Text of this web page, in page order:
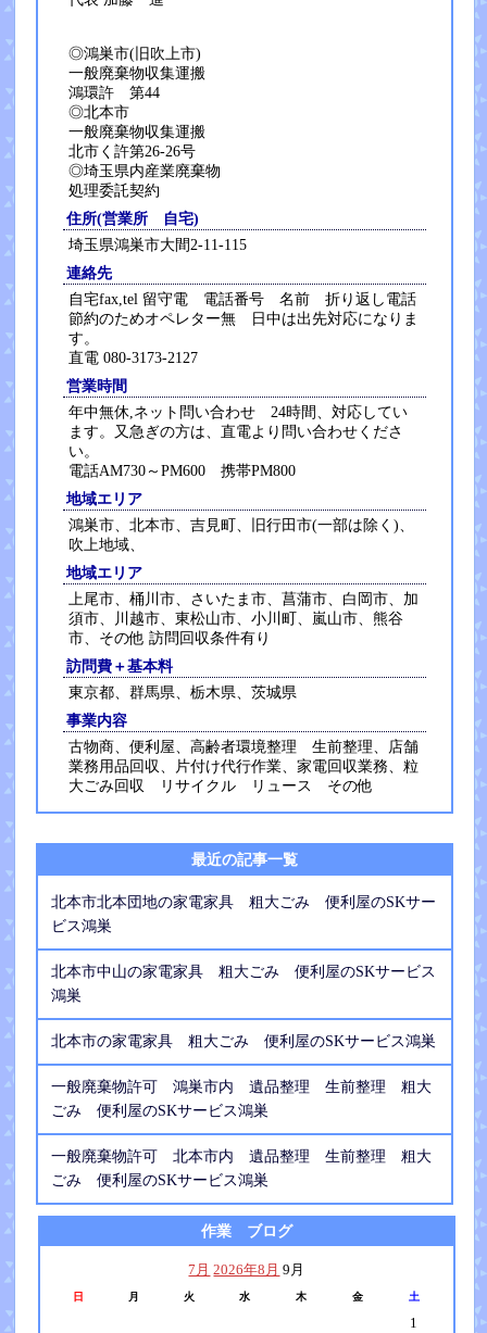
◎鴻巣市(旧吹上市)
一般廃棄物収集運搬
鴻環許 第44
◎北本市
一般廃棄物収集運搬
北市く許第26-26号
◎埼玉県内産業廃棄物
処理委託契約
住所(営業所 自宅)
埼玉県鴻巣市大間2-11-115
連絡先
自宅fax,tel 留守電 電話番号 名前 折り返し電話
節約のためオペレター無 日中は出先対応になりま
す。
直電 080-3173-2127
営業時間
年中無休,ネット問い合わせ 24時間、対応してい
ます。又急ぎの方は、直電より問い合わせくださ
い。
電話AM730～PM600 携帯PM800
地域エリア
鴻巣市、北本市、吉見町、旧行田市(一部は除く)、
吹上地域、
地域エリア
上尾市、桶川市、さいたま市、菖蒲市、白岡市、加
須市、川越市、東松山市、小川町、嵐山市、熊谷
市、その他 訪問回収条件有り
訪問費＋基本料
東京都、群馬県、栃木県、茨城県
事業内容
古物商、便利屋、高齢者環境整理 生前整理、店舗
業務用品回収、片付け代行作業、家電回収業務、粒
大ごみ回収 リサイクル リュース その他
最近の記事一覧
北本市北本団地の家電家具 粗大ごみ 便利屋のSKサー
ビス鴻巣
北本市中山の家電家具 粗大ごみ 便利屋のSKサービス
鴻巣
北本市の家電家具 粗大ごみ 便利屋のSKサービス鴻巣
一般廃棄物許可 鴻巣市内 遺品整理 生前整理 粗大
ごみ 便利屋のSKサービス鴻巣
一般廃棄物許可 北本市内 遺品整理 生前整理 粗大
ごみ 便利屋のSKサービス鴻巣
作業 ブログ
7月 2026年8月 9月
日 月 火 水 木 金 土
1